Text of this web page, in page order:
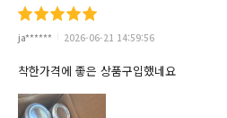
ja****** 2026-06-21 14:59:56
착한가격에 좋은 상품구입했네요